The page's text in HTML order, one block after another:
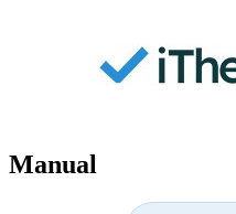
Manual